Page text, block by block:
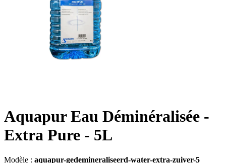
Aquapur Eau Déminéralisée -
Extra Pure - 5L
Modèle : aquapur-gedemineraliseerd-water-extra-zuiver-5